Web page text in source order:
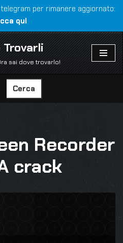
per rimanere aggiornato:
qui
Trovarli
sai dove trovarlo!
Cerca
Recorder
crack